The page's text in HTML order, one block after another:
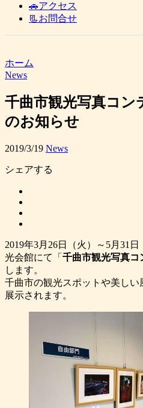
🚗アクセス
📃お問合せ
ホーム
News
千曲市観光写真コン
のお知らせ
2019/3/19 News
シェアする
2019年3月26日（火）～5月31
光会館にて「 千曲市観光写真コ
します。
千曲市の観光スポットや美し
展示されます。